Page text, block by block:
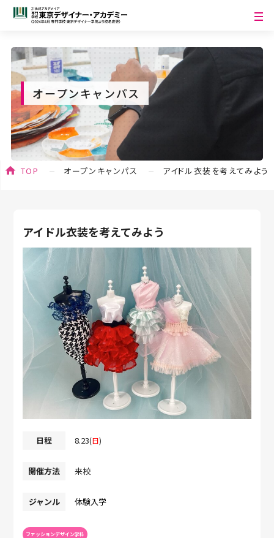
オープンキャンパス
TOP オープンキャンパス アイドル衣装を考えてみよう
アイドル衣装を考えてみよう
日程 8.23(日)
開催方法 来校
ジャンル 体験入学
ファッションデザイン学科